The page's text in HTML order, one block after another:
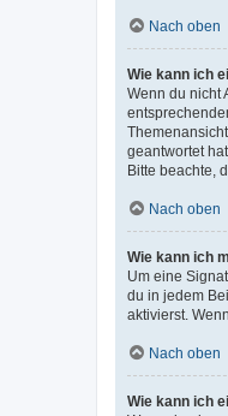
Nach oben
Wie kann ich
Wenn du nicht
geantwortet
Bitte beachte,
Nach oben
Wie kann ich
Um eine
du in jedem
aktivierst.
Nach oben
Wie kann ich